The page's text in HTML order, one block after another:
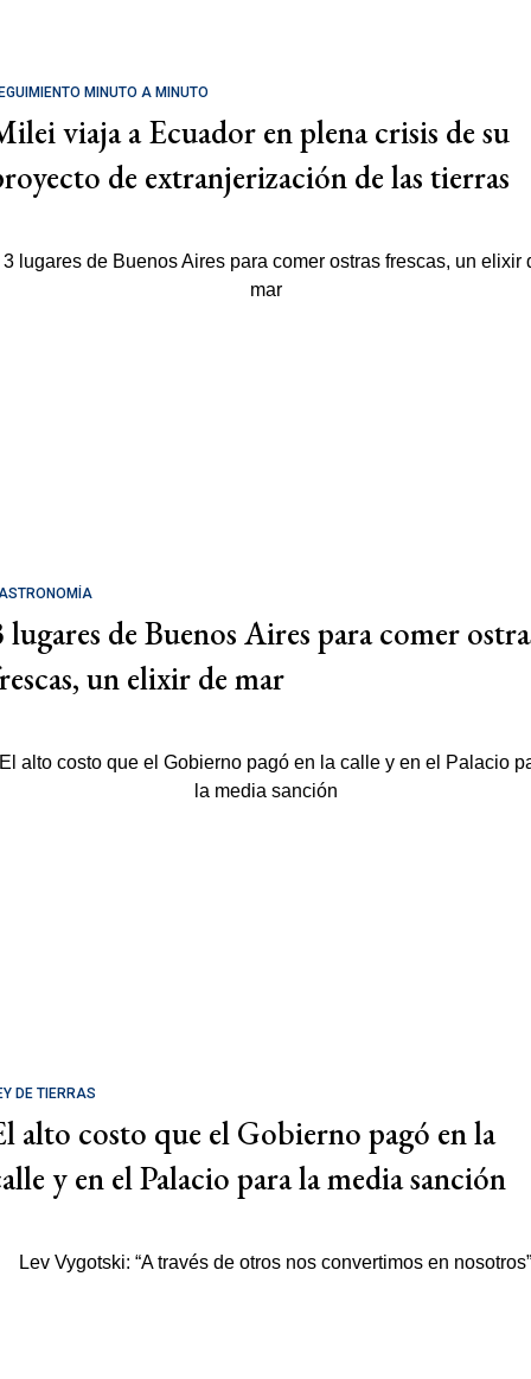
MINUTO A MINUTO
viaja a Ecuador en plena crisis de su
de extranjerización de las tierras
lugares de Buenos Aires para comer
un elixir de mar
DE TIERRAS
alto costo que el Gobierno pagó en la
y en el Palacio para la media sanción